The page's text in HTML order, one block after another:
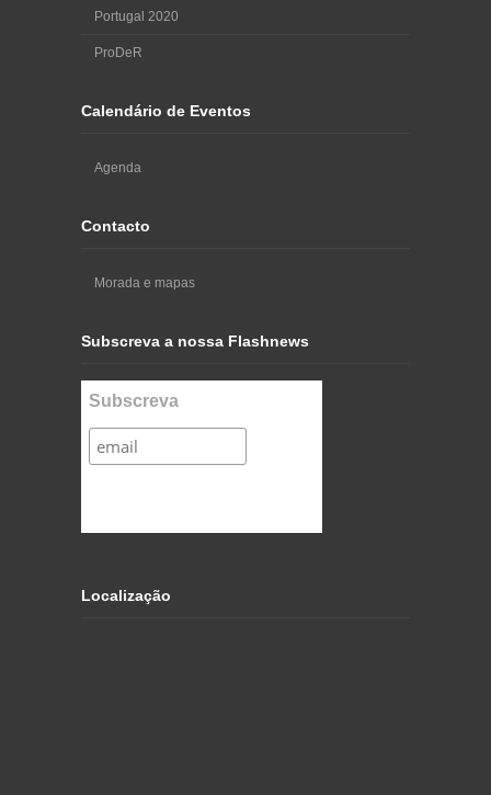
Portugal 2020
ProDeR
Calendário de Eventos
Agenda
Contacto
Morada e mapas
Subscreva a nossa Flashnews
Subscreva
Localização